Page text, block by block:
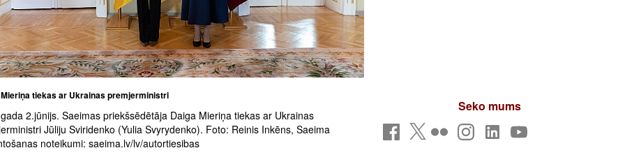
tiekas ar Ukrainas premjerministri
2.jūnijs. Saeimas priekšsēdētāja Daiga Mieriņa tiekas ar Ukrainas
Jūliju Sviridenko (Yulia Svyrydenko). Foto: Reinis Inkēns, Saeima
noteikumi: saeima.lv/lv/autortiesibas
Seko mums